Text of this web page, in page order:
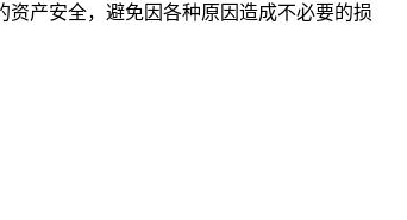
产安全，避免因各种原因造成不必要的损